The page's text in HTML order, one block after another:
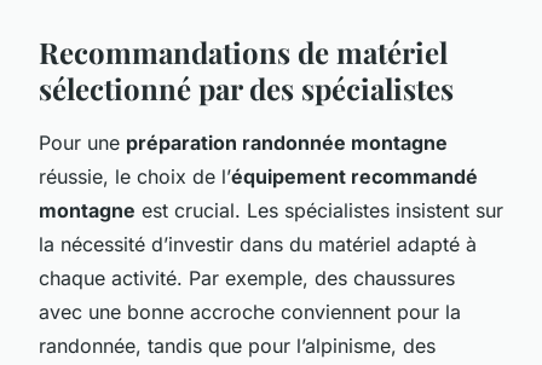
Recommandations de matériel
sélectionné par des spécialistes
Pour une préparation randonnée montagne
réussie, le choix de l’équipement recommandé
montagne est crucial. Les spécialistes insistent sur
la nécessité d’investir dans du matériel adapté à
chaque activité. Par exemple, des chaussures
avec une bonne accroche conviennent pour la
randonnée, tandis que pour l’alpinisme, des